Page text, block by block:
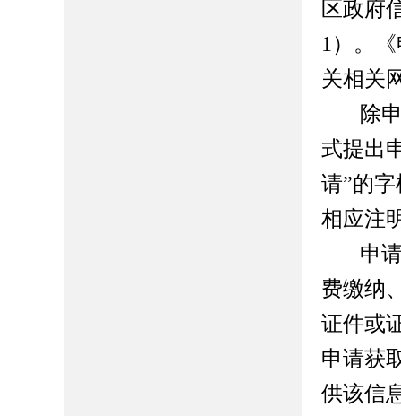
区政府
1 ）。
关相关
除
式提出
请”的
相应注
申
费缴纳
证件或
申请获
供该信